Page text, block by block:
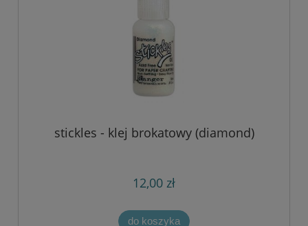
stickles - klej brokatowy (diamond)
12,00 zł
do koszyka